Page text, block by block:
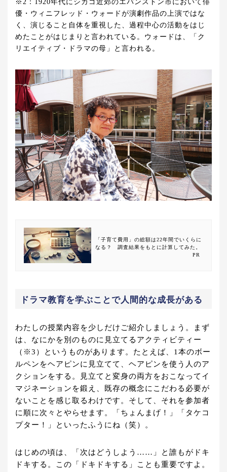
※2：1920年代にシカゴ近郊のエバンストン市において俳
優・ウィニフレッド・ウォードが演劇作品の上演ではな
く、演じること自体を重視した、過程中心の活動をはじ
めたことがはじまりと言われている。ウォードは、「ク
リエイティブ・ドラマの母」と言われる。
「子育て費用」の総額は22年間でいくらに
なる？ 調査結果をもとに計算してみた。
PR
ドラマ教育を学ぶことで人間的な成長がある
わたしの授業内容を少しだけご紹介しましょう。まず
は、なにかを別のものに見立てるアクティビティー
（※3）というものがあります。たとえば、1本のボー
ルペンをヘアピンに見立てて、ヘアピンを使う人のア
クションをする。見立てと変身の両方をおこなってイ
マジネーションを鍛え、既存の概念にこだわる必要が
ないことを感じ取るわけです。そして、それを参加者
に順に次々とやらせます。「ちょんまげ！」「タケコ
プター！」といったふうにね（笑）。
はじめの頃は、「次はどうしよう……」と誰もがドキ
ドキする。この「ドキドキする」ことも重要ですよ。